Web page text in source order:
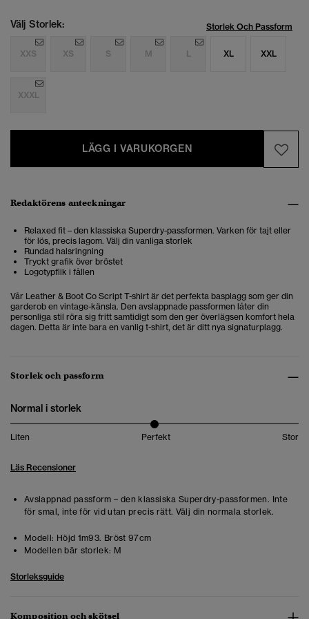
Välj Storlek: Storlek Och Passform
XXS XS S M L XL XXL
XXXL
LÄGG I VARUKORGEN
Redaktörens anteckningar
Relaxed fit – den klassiska Superdry-passformen. Varken för tajt eller
för lös, precis lagom. Välj din vanliga storlek
Rundad halsringning
Tryckt grafik över bröstet
Logotypflik i fållen
Vår Leather & Boot Co Script T-shirt är det perfekta basplagg som ger din
garderob en vintage-känsla. Den avslappnade passformen låter din
personliga stil röra sig fritt samtidigt som den ger överlägsen komfort hela
dagen. Detta är inte bara en vanlig t-shirt, det är ditt nya signaturplagg.
Storlek och passform
Normal i storlek
Liten Perfekt Stor
Läs Recensioner
Avslappnad passform – den klassiska Superdry-passformen. Inte
för smal, inte för vid utan precis rätt. Välj din normala storlek.
Modell: Höjd 1m93. Bröst 97cm
Modellen bär storlek: M
Storleksguide
Komposition och skötsel